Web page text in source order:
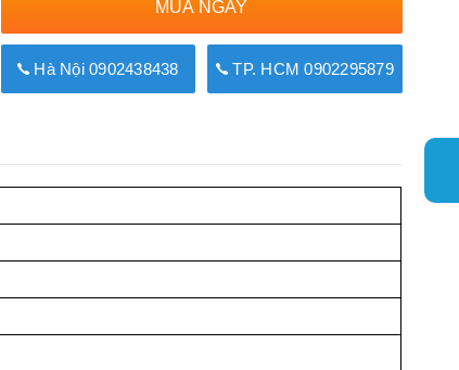
MUA NGAY
Hà Nội 0902438438 TP. HCM 0902295879